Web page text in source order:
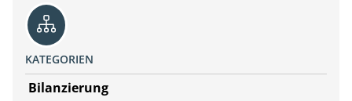
KATEGORIEN
Bilanzierung